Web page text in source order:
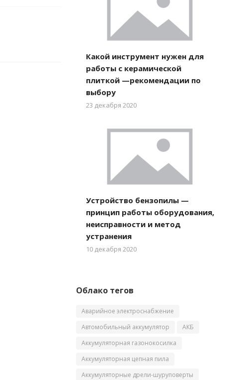
Какой инструмент нужен для
работы с керамической
плиткой —рекомендации по
выбору
23 декабря 2020
Устройство бензопилы —
принцип работы оборудования,
неисправности и метод
устранения
10 декабря 2020
Облако тегов
Аварийное электроснабжение
Автомобильный аккумулятор
АКБ
Аккумуляторная газонокосилка
Аккумуляторная цепная пила
Аккумуляторные дрели-шуруповерты